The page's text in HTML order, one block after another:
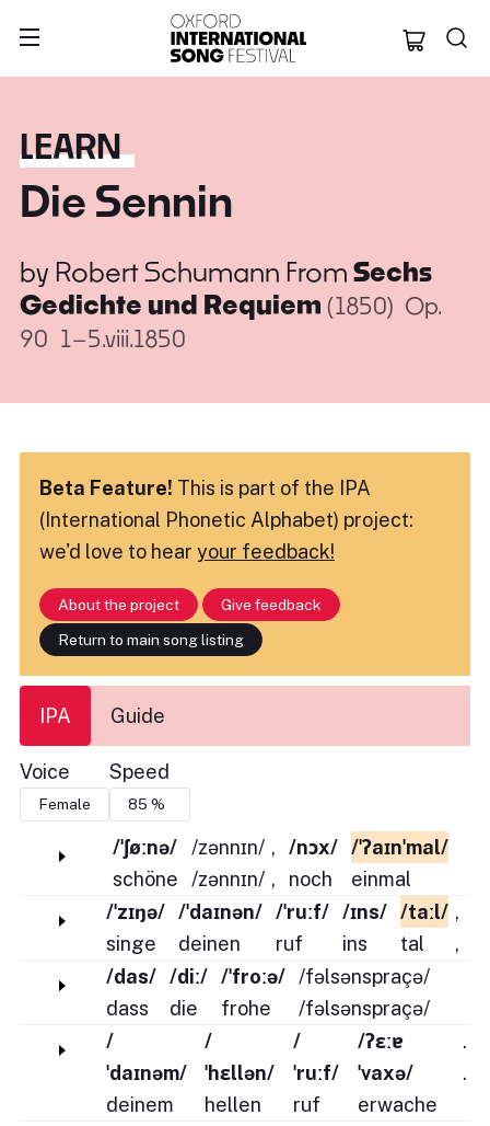
Oxford
LEARN
Die Sennin
by Robert Schumann From Sechs
Gedichte und Requiem (1850) Op.
90 1–5.viii.1850
Beta Feature! This is part of the IPA
(International Phonetic Alphabet) project:
we'd love to hear your feedback!
About the project
Give feedback
Return to main song listing
IPA Guide
Voice Speed
/ˈʃøːnə/
schöne
/zənnɪn/
/zənnɪn/
,
,
/nɔx/
noch
/ˈʔaɪnˈmal/
einmal
/ˈzɪŋə/
singe
/ˈdaɪnən/
deinen
/ˈruːf/
ruf
/ɪns/
ins
/taːl/
tal
,
,
/das/
dass
/diː/
die
/ˈfroːə/
frohe
/fəlsənspraçə/
/fəlsənspraçə/
/
ˈdaɪnəm/
deinem
/
ˈhɛllən/
hellen
/
ˈruːf/
ruf
/ʔɛːɐ
ˈvaxə/
erwache
.
.